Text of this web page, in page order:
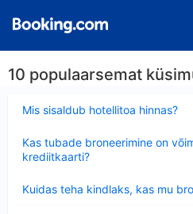
10 populaarsemat
Mis sisaldub hotellitoa hinnas?
Kas tubade broneerimine on
krediitkaarti?
Kuidas teha kindlaks, kas mu